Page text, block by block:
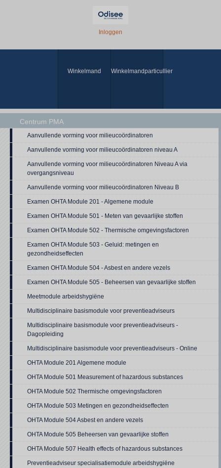
Inloggen
Winkelmand Winkelmandparticullier
Centrum PMA
Aanvullende vorming voor milieucoördinatoren
Aanvullende vorming voor milieucoördinatoren niveau A
Aanvullende vorming voor milieucoördinatoren Niveau A via
overgangsniveau
Aanvullende vorming voor milieucoördinatoren Niveau B
Examen OHTA Module 201 - Algemene module
Examen OHTA Module 501 - Meten van gevaarlijke stoffen
Examen OHTA Module 502 - Thermische omgevingsfactoren
Examen OHTA Module 503 - Geluid: metingen en
gezondheidseffecten
Examen OHTA Module 504 - Asbest en andere vezels
Examen OHTA Module 505 - Beheersen van gevaarlijke stoffen
Meetmodule arbeidshygiëne
Multidisciplinaire basismodule voor preventieadviseurs
Multidisciplinaire basismodule voor preventieadviseurs -
Dagopleiding
Multidisciplinaire basismodule voor preventieadviseurs - Online
OHTA Module 201 Algemene module
OHTA Module 501 Measurement of hazardous substances
OHTA Module 502 Thermische omgevingsfactoren
OHTA Module 503 Metingen en gezondheidseffecten
OHTA Module 504 Asbest en andere vezels
OHTA Module 505 Beheersen van gevaarlijke stoffen
OHTA Module 507 Health effects of hazardous substances
Preventieadviseur specialisatiemodule arbeidshygiëne